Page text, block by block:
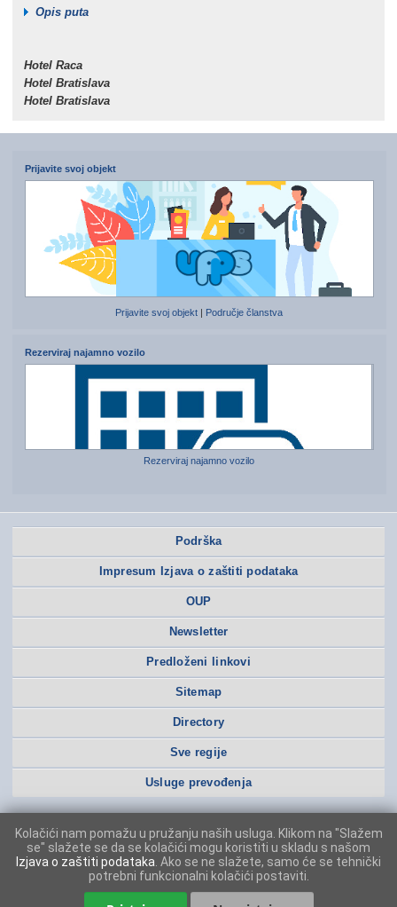
Opis puta
Hotel Raca
Hotel Bratislava
Hotel Bratislava
Prijavite svoj objekt
Prijavite svoj objekt Područje članstva
Rezerviraj najamno vozilo
Rezerviraj najamno vozilo
Podrška
Impresum Izjava o zaštiti podataka
OUP
Newsletter
Predloženi linkovi
Sitemap
Directory
Sve regije
Usluge prevođenja
Kolačići nam pomažu u pružanju naših usluga. Klikom na "Slažem
se" slažete se da se kolačići mogu koristiti u skladu s našom
Izjava o zaštiti podataka . Ako se ne slažete, samo će se tehnički
potrebni funkcionalni kolačići postaviti.